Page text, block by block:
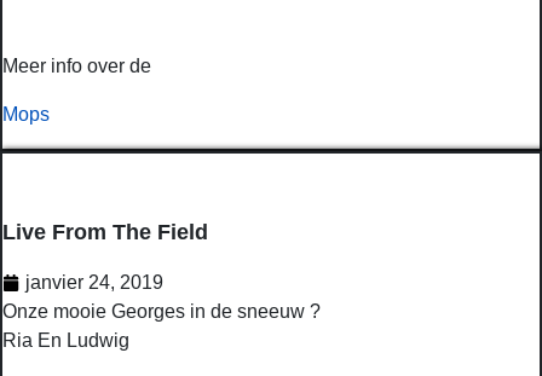
Meer info over de
Mops
Live From The Field
janvier 24, 2019
Onze mooie Georges in de sneeuw ?
Ria En Ludwig